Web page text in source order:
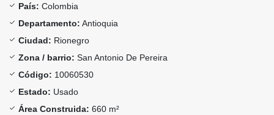
País: Colombia
Departamento: Antioquia
Ciudad: Rionegro
Zona / barrio: San Antonio De Pereira
Código: 10060530
Estado: Usado
Área Construida: 660 m²